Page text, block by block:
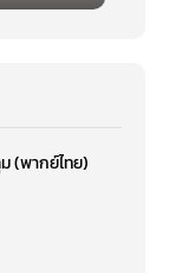
(พากย์ไทย)